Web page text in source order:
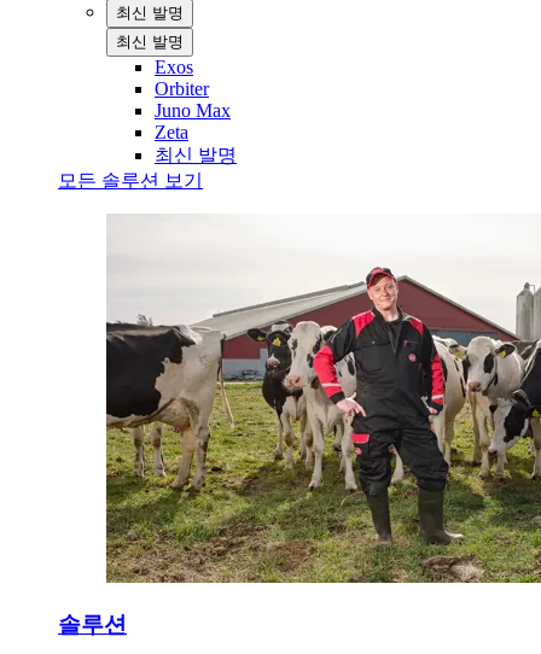
최신 발명
최신 발명
Exos
Orbiter
Juno Max
Zeta
최신 발명
모든 솔루션 보기
솔루션